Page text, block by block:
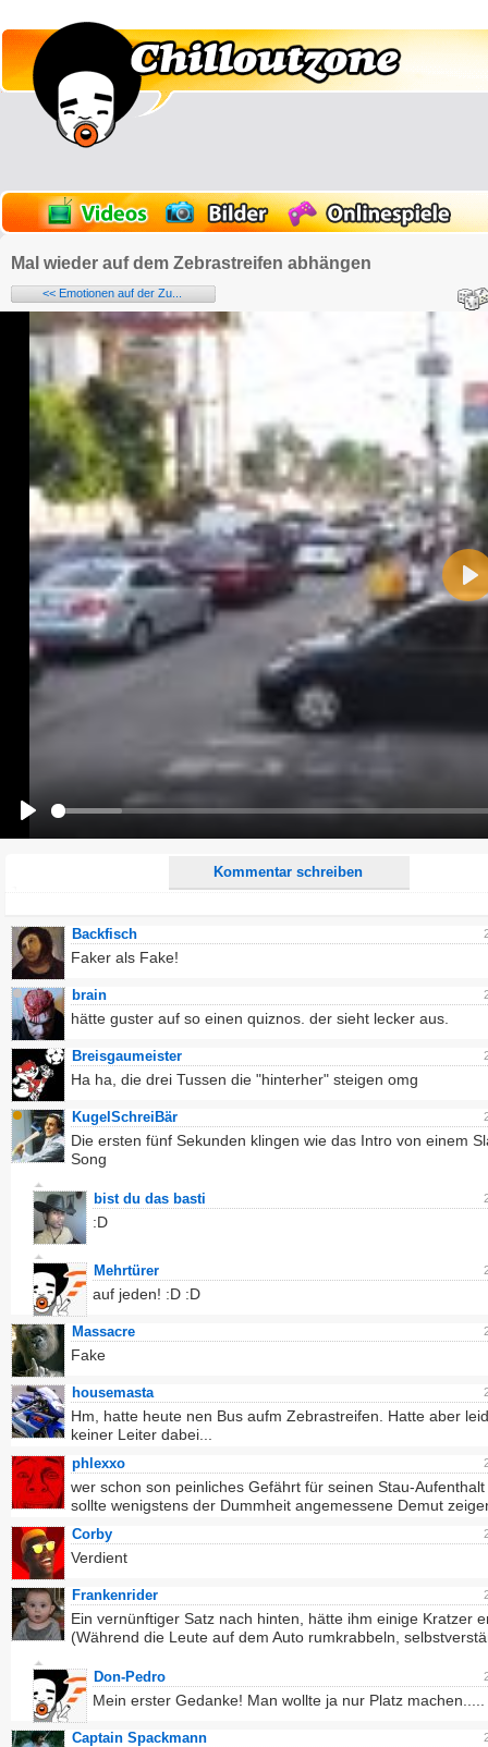
Mal wieder auf dem Zebrastreifen abhängen
<< Emotionen auf der Zu...
Kommentar schreiben
Name:
E-Mail-Adresse (optional):
Kommentar:
Alle HTML-Tags außer <br>, <strike> und <i> werden aus Deinem Kommentar entfernt.
URLs werden automatisch umgewandelt. Bitte verwende "www." oder "http://" in URLs
Ich möchte eine E-Mail, wenn auf dieser Seite weitere Kommentare erscheinen.
Backfisch
Faker als Fake!
brain
hätte guster auf so einen quiznos. der sieht lecker aus.
Breisgaumeister
Ha ha, die drei Tussen die "hinterher" steigen omg
KugelSchreiBär
Die ersten fünf Sekunden klingen wie das Intro von einem
Song
bist du das basti
:D
Mehrtürer
auf jeden! :D :D
Massacre
Fake
housemasta
Hm, hatte heute nen Bus aufm Zebrastreifen. Hatte aber
keiner Leiter dabei...
phlexxo
wer schon son peinliches Gefährt für seinen Stau-Aufenthalt
sollte wenigstens der Dummheit angemessene Demut
Corby
Verdient
Frankenrider
Ein vernünftiger Satz nach hinten, hätte ihm einige Kratzer
(Während die Leute auf dem Auto rumkrabbeln,
Don-Pedro
Mein erster Gedanke! Man wollte ja nur Platz machen.....
Captain Spackmann